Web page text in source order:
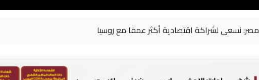
مصر: نسعى لشراكة اقتصادية أكثر عمقا مع روسيا